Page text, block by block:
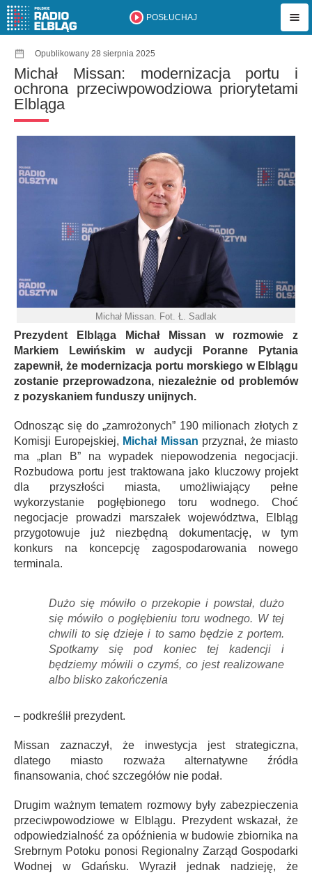
POSŁUCHAJ
Opublikowany 28 sierpnia 2025
Michał Missan: modernizacja portu i
ochrona przeciwpowodziowa priorytetami
Elbląga
Michał Missan. Fot. Ł. Sadlak
Prezydent Elbląga Michał Missan w rozmowie z
Markiem Lewińskim w audycji Poranne Pytania
zapewnił, że modernizacja portu morskiego w Elblągu
zostanie przeprowadzona, niezależnie od problemów
z pozyskaniem funduszy unijnych.
Odnosząc się do „zamrożonych” 190 milionach złotych z
Komisji Europejskiej, Michał Missan przyznał, że miasto
ma „plan B” na wypadek niepowodzenia negocjacji.
Rozbudowa portu jest traktowana jako kluczowy projekt
dla przyszłości miasta, umożliwiający pełne
wykorzystanie pogłębionego toru wodnego. Choć
negocjacje prowadzi marszałek województwa, Elbląg
przygotowuje już niezbędną dokumentację, w tym
konkurs na koncepcję zagospodarowania nowego
terminala.
Dużo się mówiło o przekopie i powstał, dużo
się mówiło o pogłębieniu toru wodnego. W tej
chwili to się dzieje i to samo będzie z portem.
Spotkamy się pod koniec tej kadencji i
będziemy mówili o czymś, co jest realizowane
albo blisko zakończenia
– podkreślił prezydent.
Missan zaznaczył, że inwestycja jest strategiczna,
dlatego miasto rozważa alternatywne źródła
finansowania, choć szczegółów nie podał.
Drugim ważnym tematem rozmowy były zabezpieczenia
przeciwpowodziowe w Elblągu. Prezydent wskazał, że
odpowiedzialność za opóźnienia w budowie zbiornika na
Srebrnym Potoku ponosi Regionalny Zarząd Gospodarki
Wodnej w Gdańsku. Wyraził jednak nadzieję, że